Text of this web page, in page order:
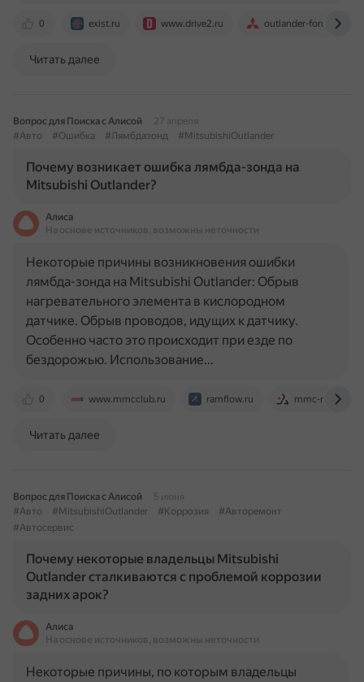
0 exist.ru www.drive2.ru outlander-forum.ru
Читать далее
Вопрос для Поиска с Алисой
27 апреля
#Авто
#Ошибка #Лямбдазонд #MitsubishiOutlander
Почему возникает ошибка лямбда-зонда на
Mitsubishi Outlander?
Алиса
На основе источников, возможны неточности
0 www.mmcclub.ru ramflow.ru mmc-
Некоторые причины возникновения ошибки
лямбда-зонда на Mitsubishi Outlander: Обрыв
нагревательного элемента в кислородном
датчике. Обрыв проводов, идущих к датчику.
Особенно часто это происходит при езде по
бездорожью. Использование…
Читать далее
Вопрос для Поиска с Алисой
5 июня
#Авто
#MitsubishiOutlander #Коррозия
#Авторемонт
#Автосервис
Почему некоторые владельцы Mitsubishi
Outlander сталкиваются с проблемой коррозии
задних арок?
Алиса
На основе источников, возможны неточности
Некоторые причины, по которым владельцы